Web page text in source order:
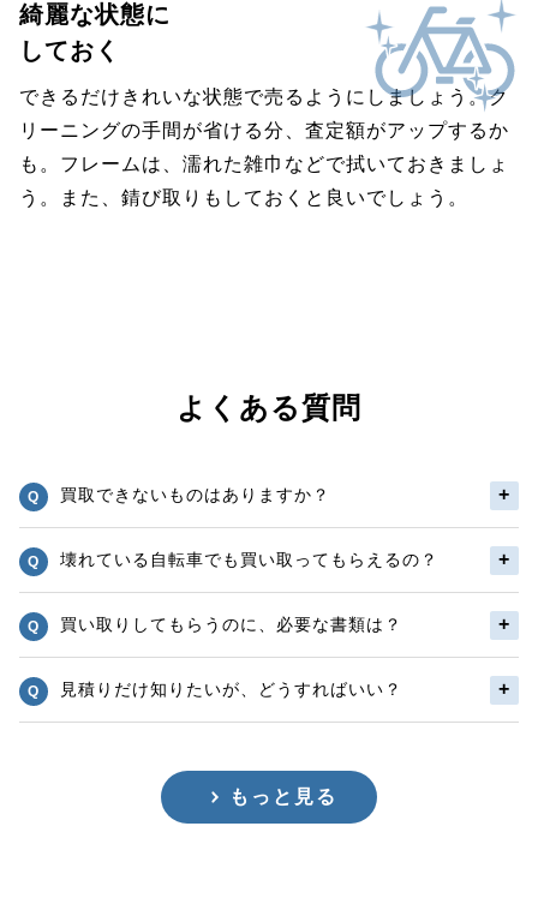
綺麗な状態に
しておく
できるだけきれいな状態で売るようにしましょう。ク
リーニングの手間が省ける分、査定額がアップするか
も。フレームは、濡れた雑巾などで拭いておきましょ
う。また、錆び取りもしておくと良いでしょう。
よくある質問
買取できないものはありますか？
壊れている自転車でも買い取ってもらえるの？
買い取りしてもらうのに、必要な書類は？
見積りだけ知りたいが、どうすればいい？
もっと見る